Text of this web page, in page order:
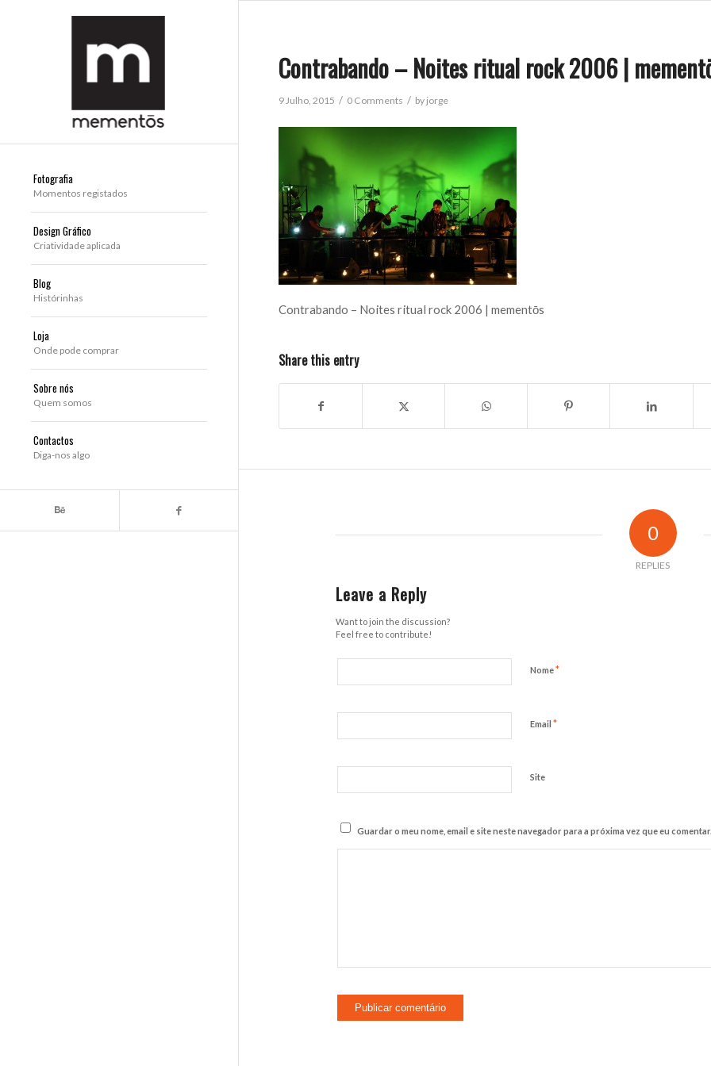
Fotografia
Momentos registados
Design Gráfico
Criatividade aplicada
Blog
Histórinhas
Loja
Onde pode comprar
Sobre nós
Quem somos
Contactos
Diga-nos algo
Contrabando – Noites ritual rock 2006 |
9 Julho, 2015 / 0 Comments / by jorge
Contrabando – Noites ritual rock 2006 | mementōs
Share this entry
0
REPLIES
Leave a Reply
Want to join the discussion?
Feel free to contribute!
Nome*
Email *
Site
Guardar o meu nome, email e site neste navegador para a próxima vez que eu comentar.